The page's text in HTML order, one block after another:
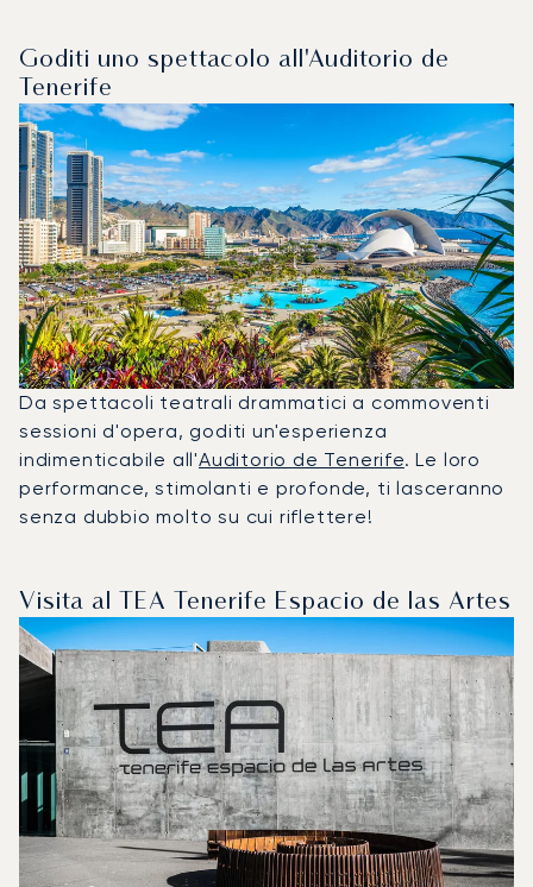
Goditi uno spettacolo all'Auditorio de
Tenerife
Da spettacoli teatrali drammatici a commoventi
sessioni d'opera, goditi un'esperienza
indimenticabile all'Auditorio de Tenerife. Le loro
performance, stimolanti e profonde, ti lasceranno
senza dubbio molto su cui riflettere!
Visita al TEA Tenerife Espacio de las Artes